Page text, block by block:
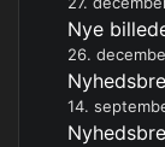
Nye
26.
14.